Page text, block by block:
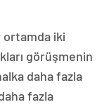
ortamda iki
görüşmenin
daha fazla
fazla